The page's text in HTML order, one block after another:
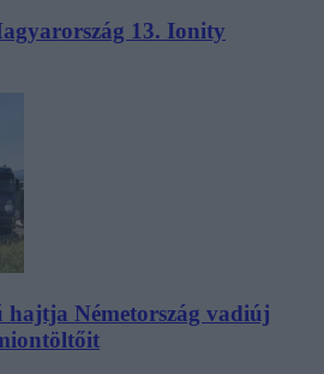
13. Ionity
hajtja Németország vadiúj